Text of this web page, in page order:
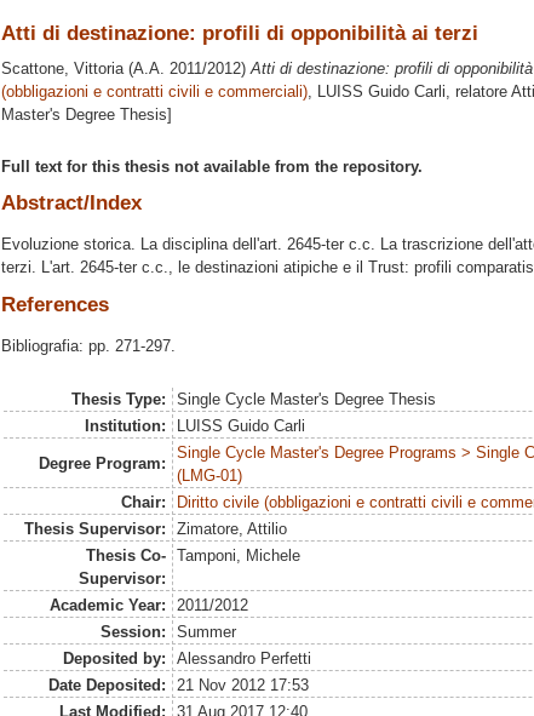
Atti di destinazione: profili di opponibilità ai terzi
Scattone, Vittoria(A.A. 2011/2012)Atti di destinazione: profili di
(obbligazioni e contratti civili e commerciali), LUISS Guido Carli, relatore
Master's Degree Thesis]
Full text for this thesis not available from the repository.
Abstract/Index
Evoluzione storica. La disciplina dell'art. 2645-ter c.c. La trascrizione
terzi. L'art. 2645-ter c.c., le destinazioni atipiche e il Trust: profili
References
Bibliografia: pp. 271-297.
Thesis Type:
Single Cycle Master's Degree Thesis
Institution:
LUISS Guido Carli
Degree Program:
Single Cycle Master's Degree Programs > Single
(LMG-01)
Chair:
Diritto civile (obbligazioni e contratti civili e
Thesis Supervisor:
Zimatore, Attilio
Thesis Co-
Supervisor:
Tamponi, Michele
Academic Year:
2011/2012
Session:
Summer
Deposited by:
Alessandro Perfetti
Date Deposited:
21 Nov 2012 17:53
Last Modified:
31 Aug 2017 12:40